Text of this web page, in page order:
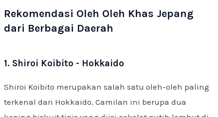
Rekomendasi Oleh Oleh Khas Jepang
dari Berbagai Daerah
1. Shiroi Koibito - Hokkaido
Shiroi Koibito merupakan salah satu oleh-oleh paling
terkenal dari Hokkaido. Camilan ini berupa dua